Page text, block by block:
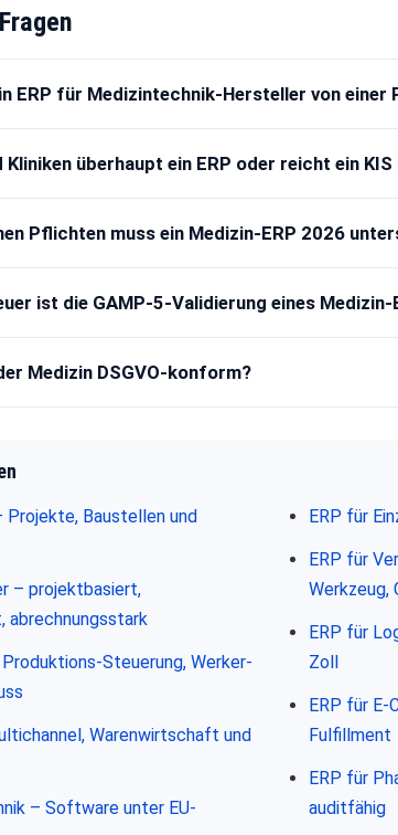
ERP für Medizintechnik-Hersteller von einer
Kliniken überhaupt ein ERP oder reicht ein KIS
Pflichten muss ein Medizin-ERP 2026
ist die GAMP-5-Validierung eines Medizin-
Medizin DSGVO-konform?
Projekte, Baustellen und
– projektbasiert,
abrechnungsstark
Steuerung, Werker-
Warenwirtschaft und
– Software unter EU-
ERP für
ERP für
Werkzeug,
ERP für
Zoll
ERP für E-
Fulfillment
ERP für
auditfähig